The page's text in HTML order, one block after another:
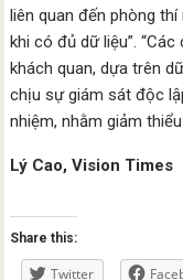
liên quan đến phòng
khi có đủ dữ liệu”.
khách quan, dựa trên
chịu sự giám sát độc
nhiệm, nhằm giảm
Lý Cao, Vision Times
Share this:
Twitter